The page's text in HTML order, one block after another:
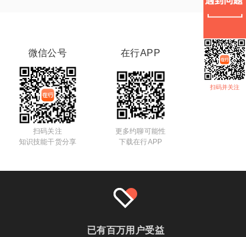
扫码并关注
微信公号
扫码关注
知识技能干货分享
在行APP
更多约聊可能性
下载在行APP
已有百万用户受益